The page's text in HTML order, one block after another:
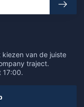
van de juiste
traject.
17:00.